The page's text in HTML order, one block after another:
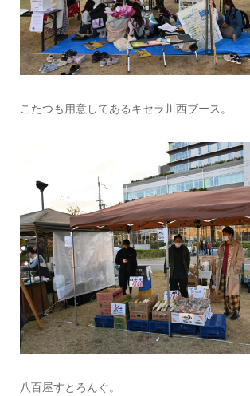
こたつも用意してあるキセラ川西ブース。
八百屋すとろんぐ。